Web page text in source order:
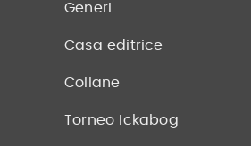
Generi
Casa editrice
Collane
Torneo Ickabog